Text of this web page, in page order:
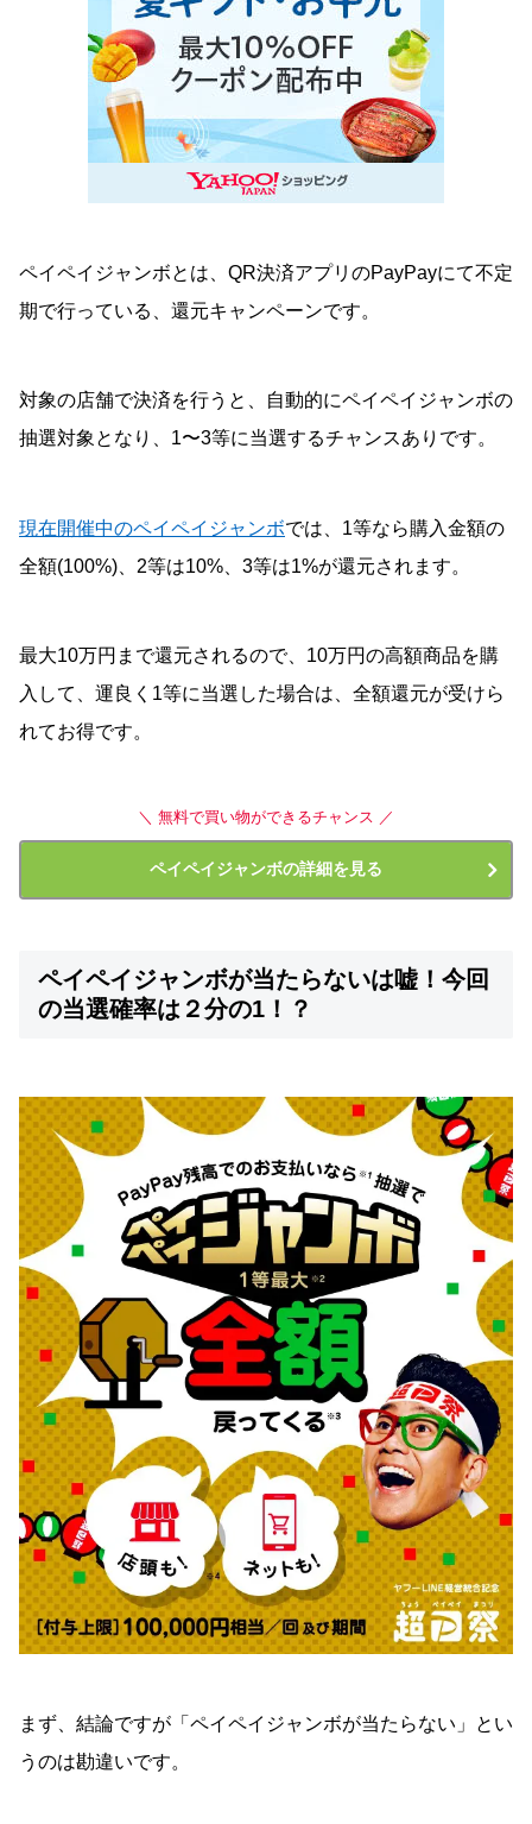
ペイペイジャンボとは、QR決済アプリのPayPayにて不定
期で行っている、還元キャンペーンです。
対象の店舗で決済を行うと、自動的にペイペイジャンボの
抽選対象となり、1〜3等に当選するチャンスありです。
現在開催中のペイペイジャンボでは、1等なら購入金額の
全額(100%)、2等は10%、3等は1%が還元されます。
最大10万円まで還元されるので、10万円の高額商品を購
入して、運良く1等に当選した場合は、全額還元が受けら
れてお得です。
＼ 無料で買い物ができるチャンス ／
ペイペイジャンボの詳細を見る
ペイペイジャンボが当たらないは嘘！今回
の当選確率は２分の1！？
まず、結論ですが「ペイペイジャンボが当たらない」とい
うのは勘違いです。